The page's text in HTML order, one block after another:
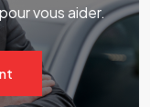
vous aider.